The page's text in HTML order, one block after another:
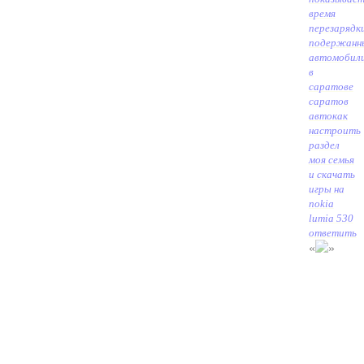
время
в
саратове
саратов
автокак
настроить
раздел
моя семья
и скачать
игры на
nokia
lumia 530
ответить